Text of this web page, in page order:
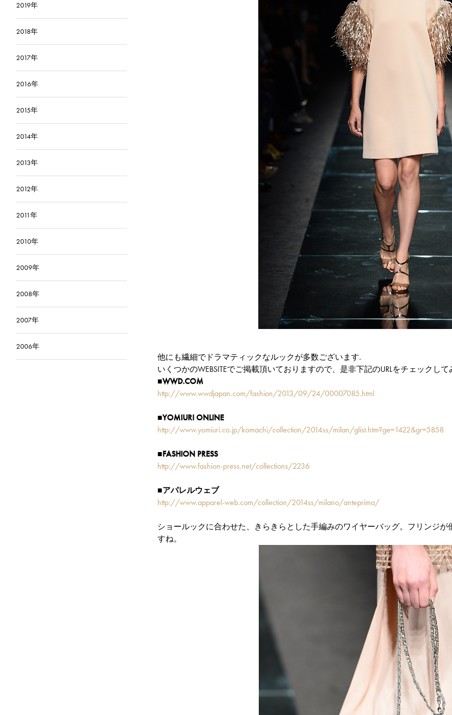
2019年
2018年
2017年
2016年
2015年
2014年
2013年
2012年
2011年
2010年
2009年
2008年
2007年
2006年
他にも繊細でドラマティックなルックが多数ございます.
いくつかのWEBSITEでご掲載頂いておりますので、是非下記のURLをチェックし
■WWD.COM
http://www.wwdjapan.com/fashion/2013/09/24/00007085.html
■YOMIURI ONLINE
http://www.yomiuri.co.jp/komachi/collection/2014ss/milan/glist.htm?ge=1422&gr=5858
■FASHION PRESS
http://www.fashion-press.net/collections/2236
■アパレルウェブ
http://www.apparel-web.com/collection/2014ss/milano/anteprima/
ショールックに合わせた、きらきらとした手編みのワイヤーバッグ。フリンジ
すね。